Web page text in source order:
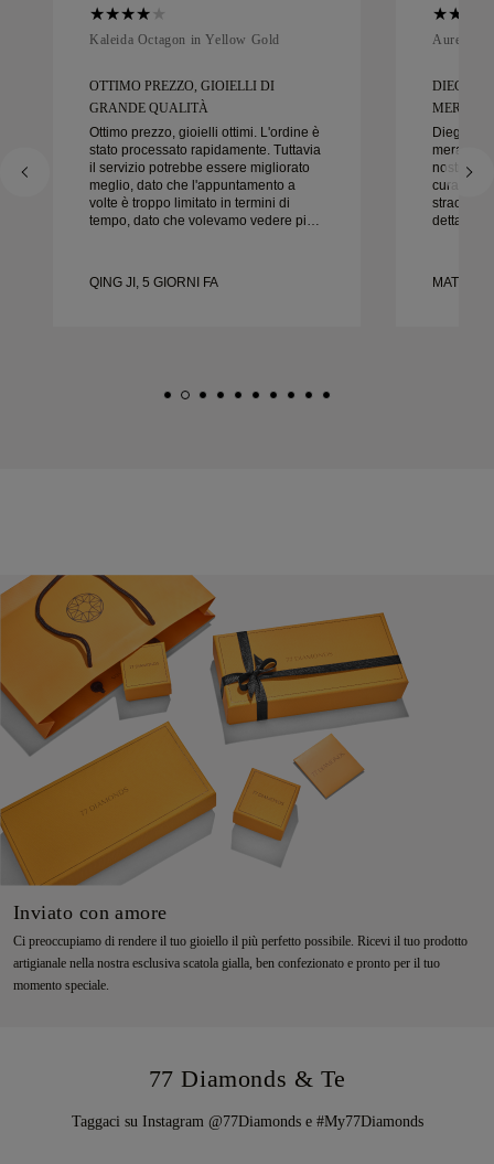
Kaleida Octagon in Yellow Gold
OTTIMO PREZZO, GIOIELLI DI
GRANDE QUALITÀ
Ottimo prezzo, gioielli ottimi. L'ordine è
stato processato rapidamente. Tuttavia
il servizio potrebbe essere migliorato
meglio, dato che l'appuntamento a
volte è troppo limitato in termini di
tempo, dato che volevamo vedere più
gioielli di buona qualità. Moglie è
QING JI, 5 GIORNI FA
Aurelle in
DIEGO È
Diego è
nostre
cura e la
dettaglio
Inviato con amore
Ci preoccupiamo di rendere il tuo gioiello il più perfetto possibile. Ricevi il tuo prodotto
artigianale nella nostra esclusiva scatola gialla, ben confezionato e pronto per il tuo
momento speciale.
77 Diamonds & Te
Taggaci su Instagram @77Diamonds e #My77Diamonds